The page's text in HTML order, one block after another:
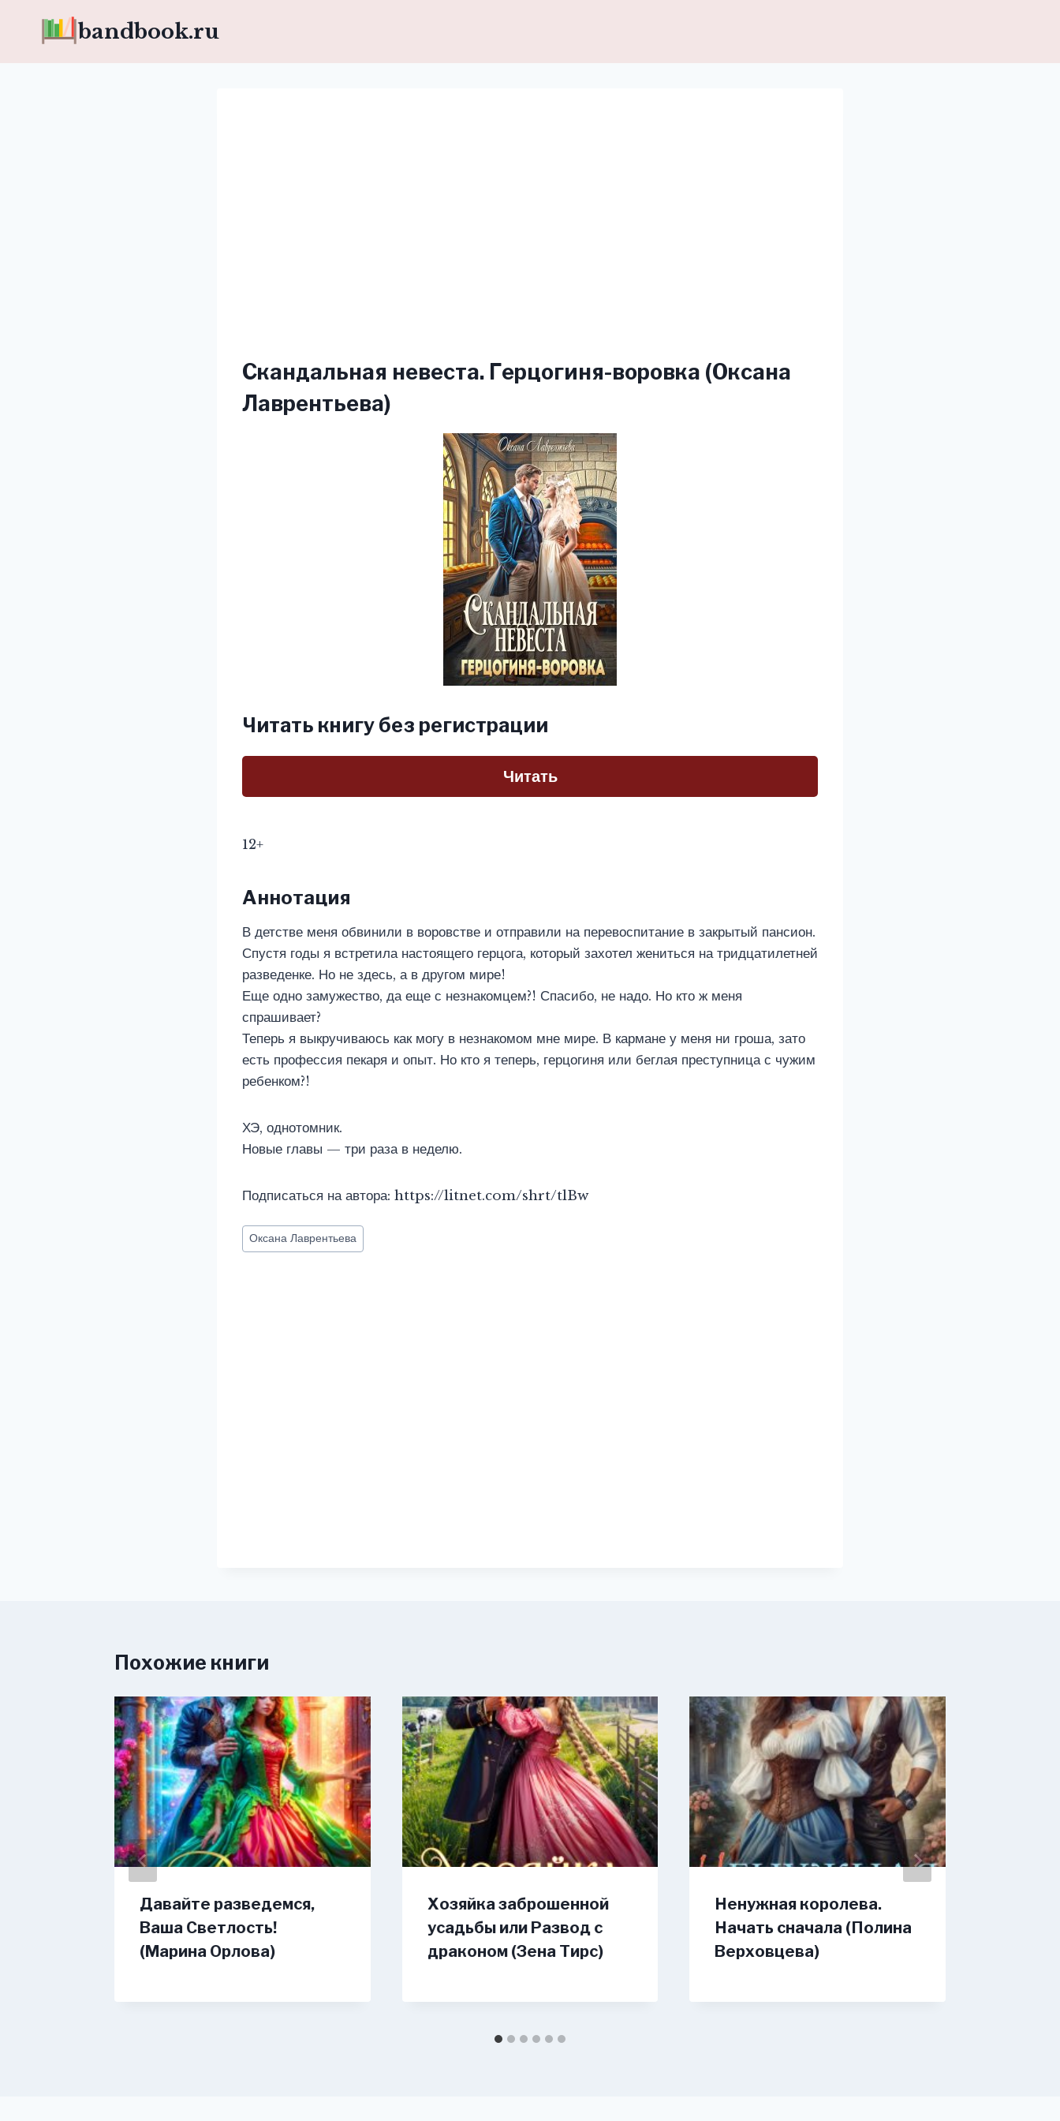
bandbook.ru
Скандальная невеста. Герцогиня-воровка (Оксана
Лаврентьева)
Читать книгу без регистрации
Читать
12+
Аннотация
В детстве меня обвинили в воровстве и отправили на перевоспитание в закрытый пансион.
Спустя годы я встретила настоящего герцога, который захотел жениться на тридцатилетней
разведенке. Но не здесь, а в другом мире!
Еще одно замужество, да еще с незнакомцем?! Спасибо, не надо. Но кто ж меня
спрашивает?
Теперь я выкручиваюсь как могу в незнакомом мне мире. В кармане у меня ни гроша, зато
есть профессия пекаря и опыт. Но кто я теперь, герцогиня или беглая преступница с чужим
ребенком?!
ХЭ, однотомник.
Новые главы — три раза в неделю.
Подписаться на автора: https://litnet.com/shrt/tlBw
Метки
записи:
Оксана Лаврентьева
Похожие книги
Давайте разведемся,
Ваша Светлость!
(Марина Орлова)
Хозяйка заброшенной
усадьбы или Развод с
драконом (Зена Тирс)
Ненужная королева.
Начать сначала (Полина
Верховцева)